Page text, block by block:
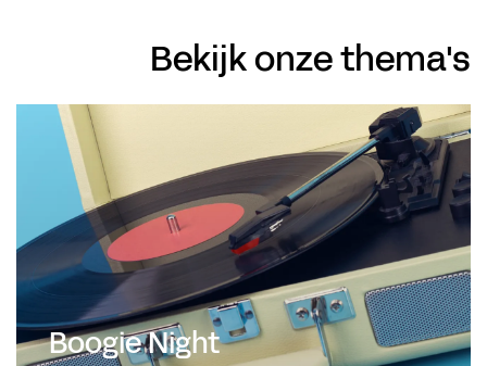
Bekijk onze thema's
Boogie Night